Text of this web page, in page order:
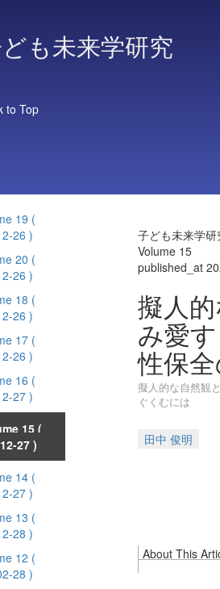
も未来学研究
to Top
19 (
26 )
20 (
26 )
18 (
26 )
17 (
26 )
16 (
27 )
15 (
27 )
14 (
27 )
13 (
28 )
12 (
28 )
子ども未来学研
Volume 15
published_at
擬人
み愛
性保
擬人的な自然観
ぐくむには
田中 俊明
About This